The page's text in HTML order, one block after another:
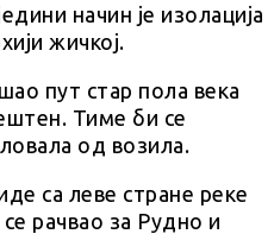
начин је изолација
жичкој.
пут стар пола века
Тиме би се
од возила.
са леве стране реке
рачвао за Рудно и